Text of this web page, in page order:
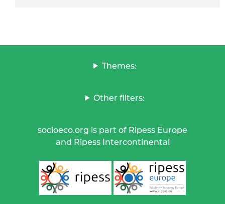
Themes:
Other filters:
socioeco.org is part of Ripess Europe
and Ripess Intercontinental